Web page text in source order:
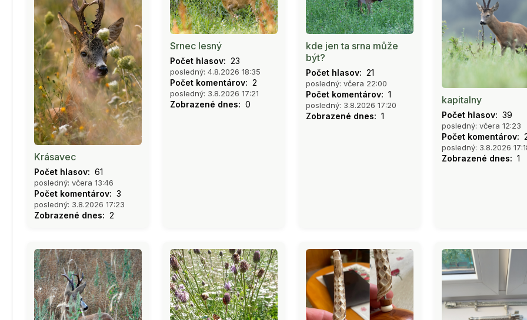
Krásavec
Počet hlasov: 61
posledný: včera 13:46
Počet komentárov: 3
posledný: 3.8.2026 17:23
Zobrazené dnes: 2
Srnec lesný
Počet hlasov: 23
posledný: 4.8.2026 18:35
Počet komentárov: 2
posledný: 3.8.2026 17:21
Zobrazené dnes: 0
kde jen ta srna může
být?
Počet hlasov: 21
posledný: včera 22:00
Počet komentárov: 1
posledný: 3.8.2026 17:20
Zobrazené dnes: 1
kapitalny
Počet hlasov: 39
posledný: včera 12:23
Počet komentárov:
posledný: 3.8.2026
Zobrazené dnes: 1